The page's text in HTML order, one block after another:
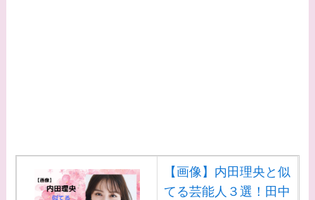
なに？子供は現在何し
てる？
【画像】内田理央と似
てる芸能人３選！田中